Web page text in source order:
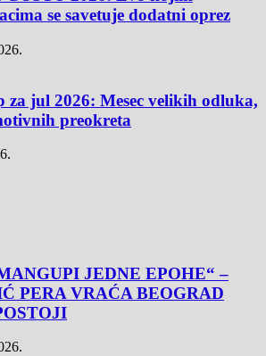
se savetuje dodatni oprez
za jul 2026: Mesec velikih odluka,
preokreta
JEDNE EPOHE“ –
PERA VRAĆA BEOGRAD